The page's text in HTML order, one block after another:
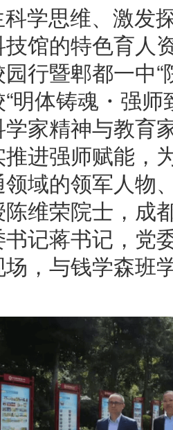
学思维、激发
馆的特色育人
行暨郫都一中
明体铸魂・强
家精神与教育
进强师赋能，
域的领军人物
维荣院士，成
记蒋书记，党
，与钱学森班